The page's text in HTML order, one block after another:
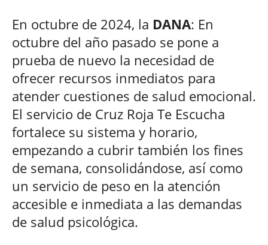
En octubre de 2024, la DANA: En
octubre del año pasado se pone a
prueba de nuevo la necesidad de
ofrecer recursos inmediatos para
atender cuestiones de salud emocional.
El servicio de Cruz Roja Te Escucha
fortalece su sistema y horario,
empezando a cubrir también los fines
de semana, consolidándose, así como
un servicio de peso en la atención
accesible e inmediata a las demandas
de salud psicológica.